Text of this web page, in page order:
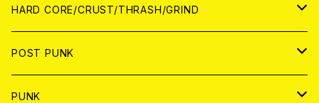
アナログ
DIGITAL CONTENTS
CD
ANALOG
HARD CORE/CRUST/THRASH/GRIND
JAPAN
CD
WORLD
POST PUNK
CD
PUNK